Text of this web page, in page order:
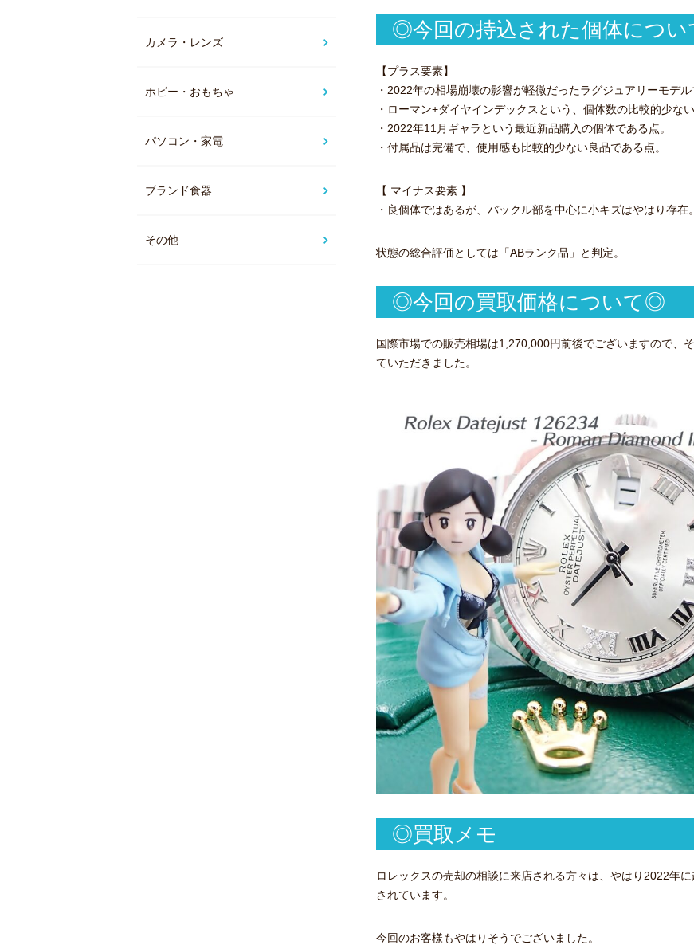
◎今回の持込された個体につ
【プラス要素】
・2022年の相場崩壊の影響が軽微だったラグジュアリーモデル
・ローマン+ダイヤインデックスという、個体数の比較的少な
・2022年11月ギャラという最近新品購入の個体である点。
・付属品は完備で、使用感も比較的少ない良品である点。
【 マイナス要素 】
・良個体ではあるが、バックル部を中心に小キズはやはり存在。
状態の総合評価としては「ABランク品」と判定。
◎今回の買取価格について◎
国際市場での販売相場は1,270,000円前後でございますので、
ていただきました。
◎買取メモ
ロレックスの売却の相談に来店される方々は、やはり2022年
されています。
今回のお客様もやはりそうでございました。
カメラ・レンズ
ホビー・おもちゃ
パソコン・家電
ブランド食器
その他